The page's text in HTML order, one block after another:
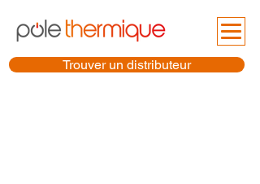
Trouver un distributeur